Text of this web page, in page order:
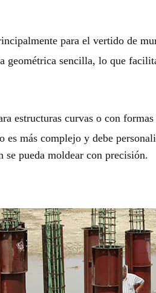
para el vertido de
geométrica sencilla, lo que
estructuras curvas o con
es más complejo y debe
pueda moldear con precisión.